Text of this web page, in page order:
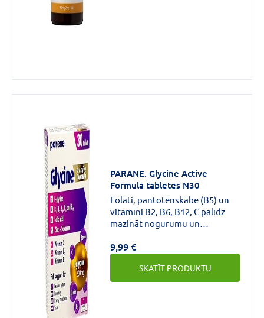
PARANE. Glycine Active
Formula tabletes N30
Folāti, pantotēnskābe (B5) un
vitamīni B2, B6, B12, C palīdz
mazināt nogurumu un
pantotēnskābe (B5), vitamīni
B2, B6, B12, C palīdz nodrošināt
normālu enerģijas ieguves
vielmaiņu.
9,99 €
SKATĪT PRODUKTU